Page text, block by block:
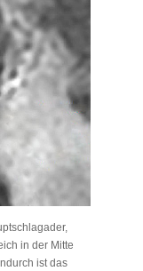
in der Mitte
ist das